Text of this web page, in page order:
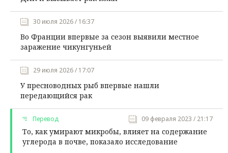
30 июля 2026 / 16:37
Во Франции впервые за сезон выявили местное
заражение чикунгуньей
29 июля 2026 / 17:07
У пресноводных рыб впервые нашли
передающийся рак
Перевод 09 февраля 2023 / 21:17
То, как умирают микробы, влияет на содержание
углерода в почве, показало исследование